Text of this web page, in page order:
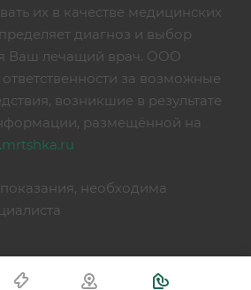
их в качестве медицинских
диагноз и выбор
Ваш лечащий врач. ООО
за возможные
возникшие в результате
размещённой на
необходима